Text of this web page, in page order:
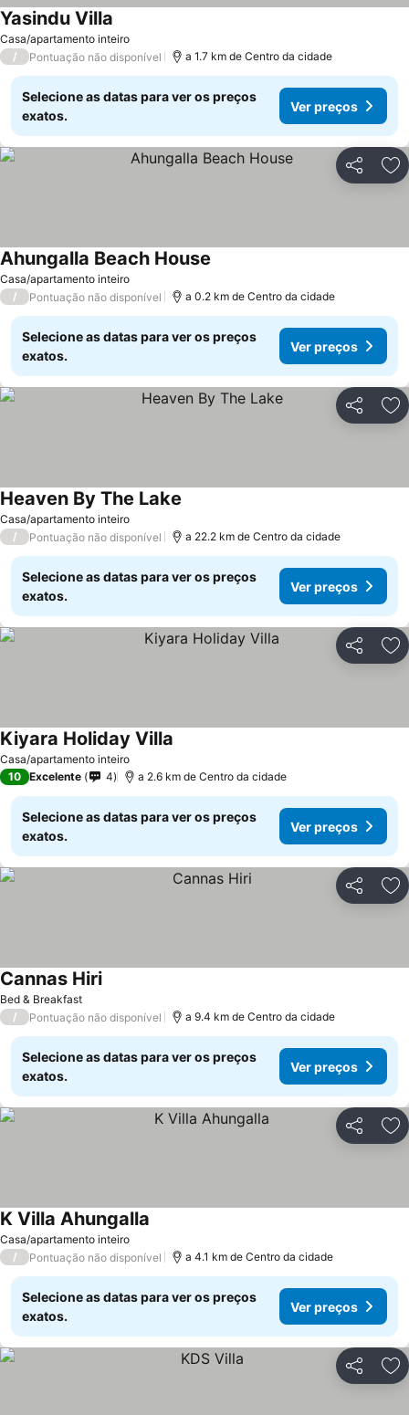
Casa/apartamento inteiro
Yasindu Villa
/ Pontuação não disponível a 1.7 km de Centro da cidade
Selecione as datas para ver os preços
exatos.
Ver preços
Partilhar
Casa/apartamento inteiro
Ahungalla Beach House
/ Pontuação não disponível a 0.2 km de Centro da cidade
Selecione as datas para ver os preços
exatos.
Ver preços
Partilhar
Casa/apartamento inteiro
Heaven By The Lake
/ Pontuação não disponível a 22.2 km de Centro da cidade
Selecione as datas para ver os preços
exatos.
Ver preços
Partilhar
Casa/apartamento inteiro
Kiyara Holiday Villa
10 Excelente 4 a 2.6 km de Centro da cidade
Selecione as datas para ver os preços
exatos.
Ver preços
Partilhar
Bed & Breakfast
Cannas Hiri
/ Pontuação não disponível a 9.4 km de Centro da cidade
Selecione as datas para ver os preços
exatos.
Ver preços
Partilhar
Casa/apartamento inteiro
K Villa Ahungalla
/ Pontuação não disponível a 4.1 km de Centro da cidade
Selecione as datas para ver os preços
exatos.
Ver preços
Partilhar